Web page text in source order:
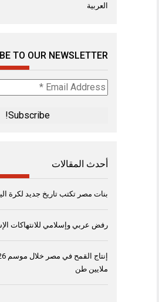
العربية
TO OUR NEWSLETTER
Email
Address
أحدث المقالات
بنات مصر تكتب تاريخ جديد لكرة
رفض عربي وإسلامي للانتهاكات
ملايين طن